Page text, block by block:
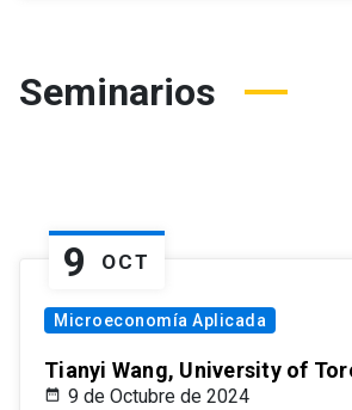
Seminarios
9 OCT
Microeconomía Aplicada
Tianyi Wang, University of
9 de Octubre de 2024